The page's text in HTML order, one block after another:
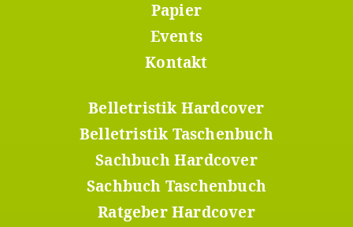
Papier
Events
Kontakt
Belletristik Hardcover
Belletristik Taschenbuch
Sachbuch Hardcover
Sachbuch Taschenbuch
Ratgeber Hardcover